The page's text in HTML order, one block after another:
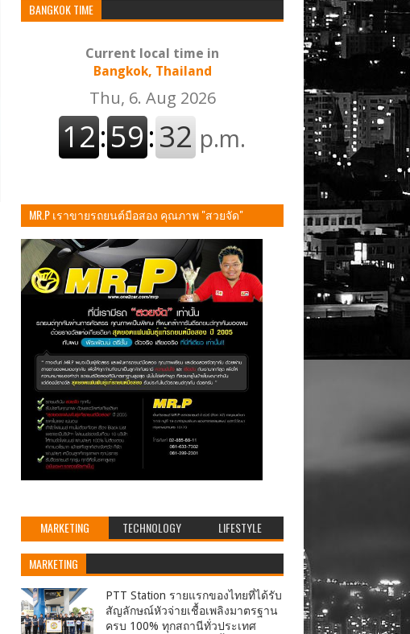
BANGKOK TIME
Current local time in
Bangkok, Thailand
MR.P เราขายรถยนต์มือสอง คุณภาพ "สวยจัด"
MARKETING TECHNOLOGY LIFESTYLE
MARKETING
PTT Station รายแรกของไทยที่ได้รับ
สัญลักษณ์หัวจ่ายเชื้อเพลิงมาตรฐาน
ครบ 100% ทุกสถานีทั่วประเทศ